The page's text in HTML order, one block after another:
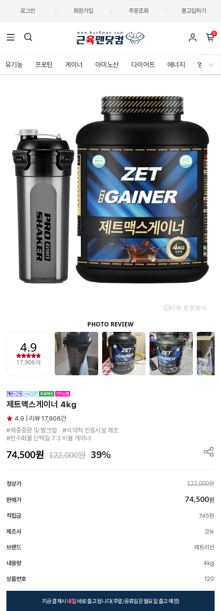
로그인 회원가입 주문조회 묻고답하기
0
유기농 프로틴 게이너 아미노산 다이어트 에너지 영양제
제트맥스게이너 4kg
4.9 | 리뷰 17,906건
#체중증량 및 벌크업　#식약처 인증시설 제조
#탄수화물 단백질 7:3 비율 게이너
74,500원 122,000원 39%
정상가 122,000원
판매가 74,500원
적립금 745원
제조사 코뉴
브랜드 제트리션
내용량 4kg
상품번호 120
지금 결제시내일바로 출고 됩니다(주말/공휴일은 월요일 출고 예정)